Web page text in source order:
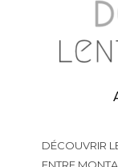
DÉCOUVRIR